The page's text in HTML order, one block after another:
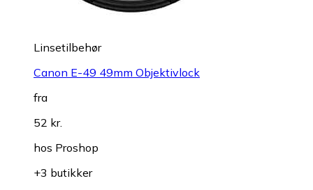
Linsetilbehør
Canon E-49 49mm Objektivlock
fra
52 kr.
hos Proshop
+3 butikker